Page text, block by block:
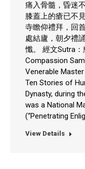
痛入骨髓，昏迷
膝蓋上的瘡已不
寺瞻仰禮拜，回
處結廬，朝夕禮
懺。 經文Sutra
Compassion
Venerable
Ten Stories of
Dynasty, during
was a National
(“Penetrating
View Details